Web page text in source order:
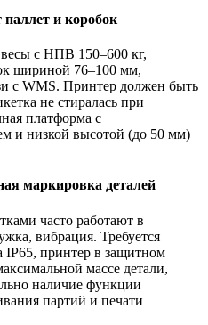
и коробок
с НПВ 150–600 кг,
шириной 76–100 мм,
с WMS. Принтер должен быть
не стиралась при
платформа с
и низкой высотой (до 50 мм)
маркировка деталей
часто работают в
вибрация. Требуется
IP65, принтер в защитном
массе детали,
наличие функции
партий и печати